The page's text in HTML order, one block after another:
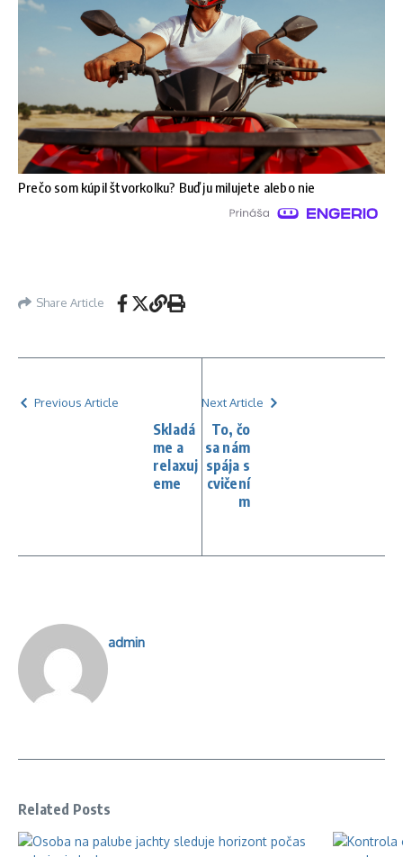
Prečo som kúpil štvorkolku? Buď ju milujete alebo nie
Share Article
Previous Article
Skladá
me a
relaxuj
eme
Next Article
To, čo
sa nám
spája s
cvičení
m
admin
Related Posts